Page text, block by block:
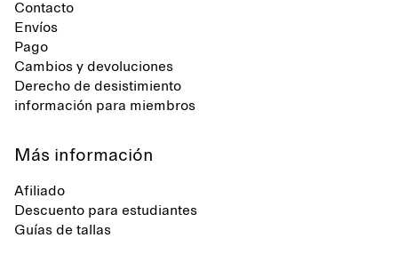
Contacto
Envíos
Pago
Cambios y devoluciones
Derecho de desistimiento
información para miembros
Más información
Afiliado
Descuento para estudiantes
Guías de tallas